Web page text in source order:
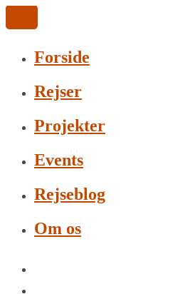
Forside
Rejser
Projekter
Events
Rejseblog
Om os